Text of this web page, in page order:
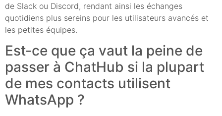
de Slack ou Discord, rendant ainsi les échanges
quotidiens plus sereins pour les utilisateurs avancés et
les petites équipes.
Est-ce que ça vaut la peine de
passer à ChatHub si la plupart
de mes contacts utilisent
WhatsApp ?